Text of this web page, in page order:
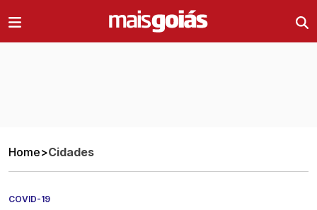
Home>Cidades
COVID-19